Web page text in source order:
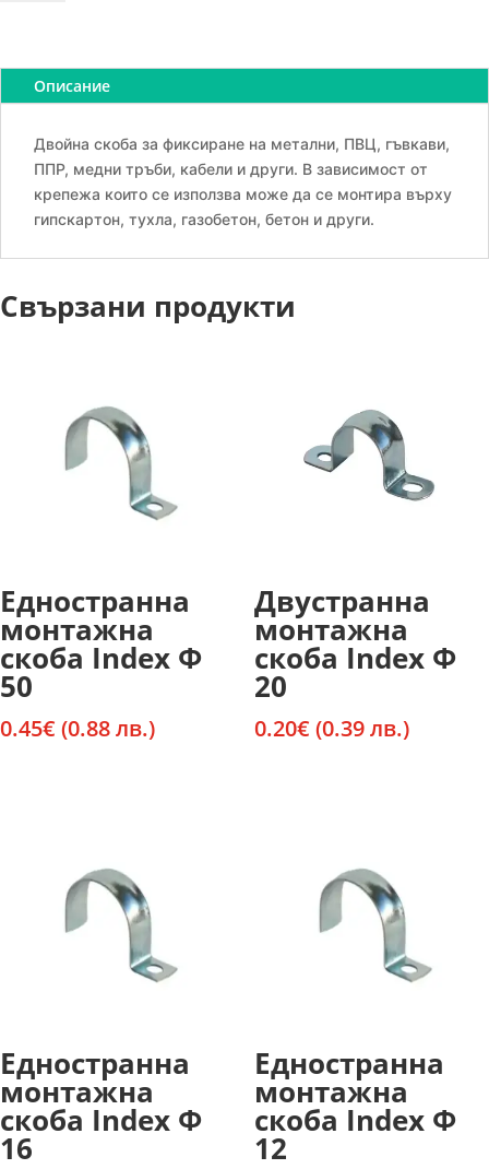
Index
Ф
Описание
Двойна скоба за фиксиране на метални, ПВЦ, гъвкави,
ППР, медни тръби, кабели и други. В зависимост от
крепежа които се използва може да се монтира върху
гипскартон, тухла, газобетон, бетон и други.
Свързани продукти
Едностранна
монтажна
скоба Index Ф
50
0.45€ (0.88 лв.)
Двустранна
монтажна
скоба Index Ф
20
0.20€ (0.39 лв.)
Едностранна
монтажна
скоба Index Ф
16
Едностранна
монтажна
скоба Index Ф
12